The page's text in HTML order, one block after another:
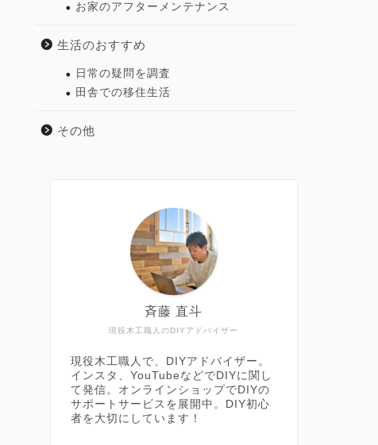
お家のアフターメンテナンス
生活のおすすめ
日常の疑問を調査
田舎での移住生活
その他
現役木工職人のDIYアドバイザー
斉藤 直斗
現役木工職人で、DIYアドバイザー。
インスタ、YouTubeなどでDIYに関し
て発信。オンラインショップでDIYの
サポートサービスを展開中。DIY初心
者を大切にしています！